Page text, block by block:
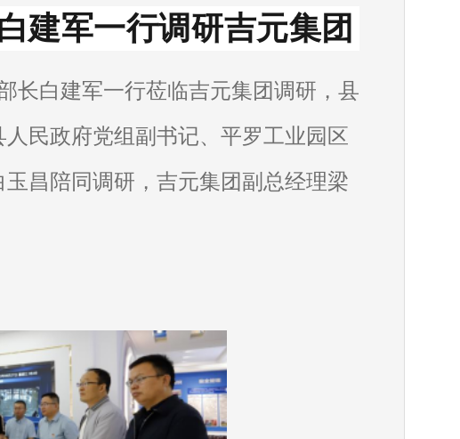
建军一行调研吉元集团
长白建军一行莅临吉元集团调研，县
民政府党组副书记、平罗工业园区
昌陪同调研，吉元集团副总经理梁